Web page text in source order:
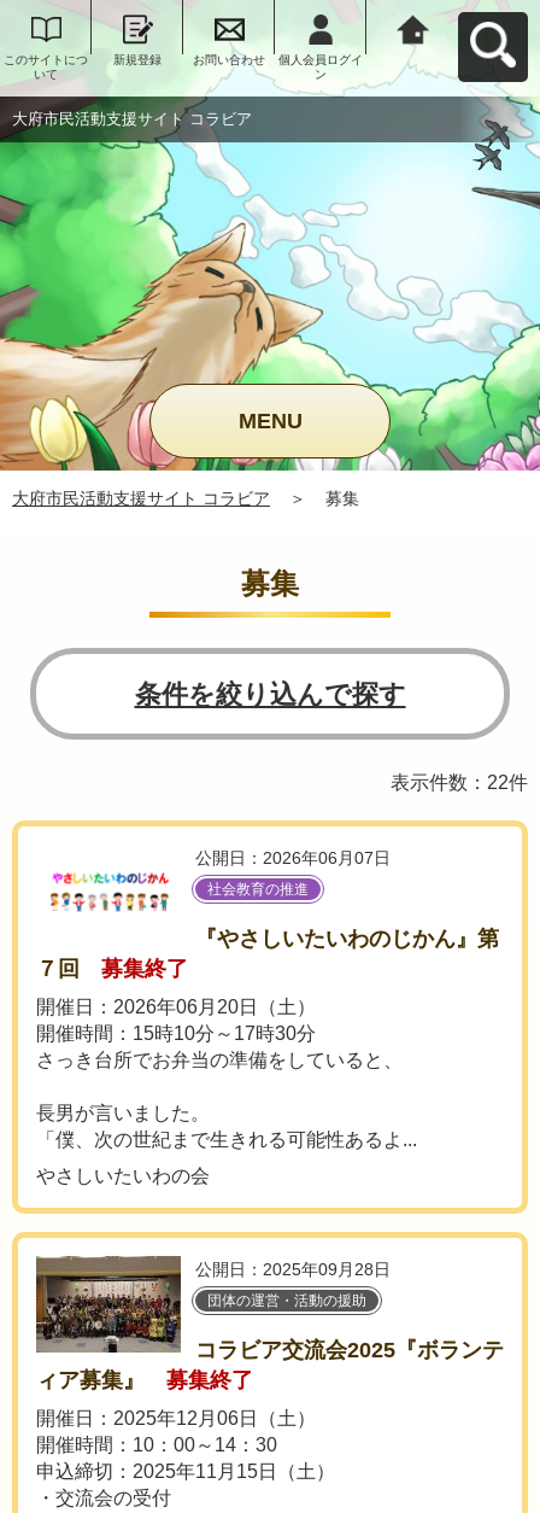
このサイトにつ
いて
新規登録 お問い合わせ
個人会員ログイ
ン
大府市民活動支
援サイト コラビ
アへ戻る
大府市民活動支援サイト コラビア
MENU
大府市民活動支援サイト コラビア ＞ 募集
募集
条件を絞り込んで探す
表示件数：22件
公開日：2026年06月07日
社会教育の推進
『やさしいたいわのじかん』第
７回
募集終了
開催日：2026年06月20日（土）
開催時間：15時10分～17時30分
さっき台所でお弁当の準備をしていると、
長男が言いました。
「僕、次の世紀まで生きれる可能性あるよ...
やさしいたいわの会
公開日：2025年09月28日
団体の運営・活動の援助
コラビア交流会2025『ボランテ
ィア募集』
募集終了
開催日：2025年12月06日（土）
開催時間：10：00～14：30
申込締切：2025年11月15日（土）
・交流会の受付